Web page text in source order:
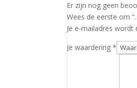
Er zijn nog geen
Wees de eerste om
Je e-mailadres wordt
Je waardering*